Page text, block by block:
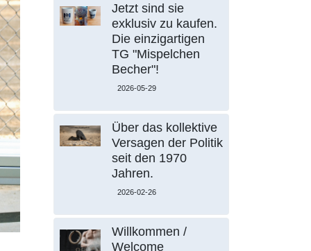
Jetzt sind sie
exklusiv zu kaufen.
Die einzigartigen
TG "Mispelchen
Becher"!
2026-05-29
Über das kollektive
Versagen der Politik
seit den 1970
Jahren.
2026-02-26
Willkommen /
Welcome